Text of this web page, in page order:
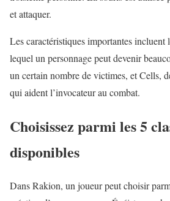
et attaquer.
Les caractéristiques importantes incluent
lequel un personnage peut devenir
un certain nombre de victimes, et Cells,
qui aident l’invocateur au combat.
Choisissez parmi les 5
disponibles
Dans Rakion, un joueur peut choisir